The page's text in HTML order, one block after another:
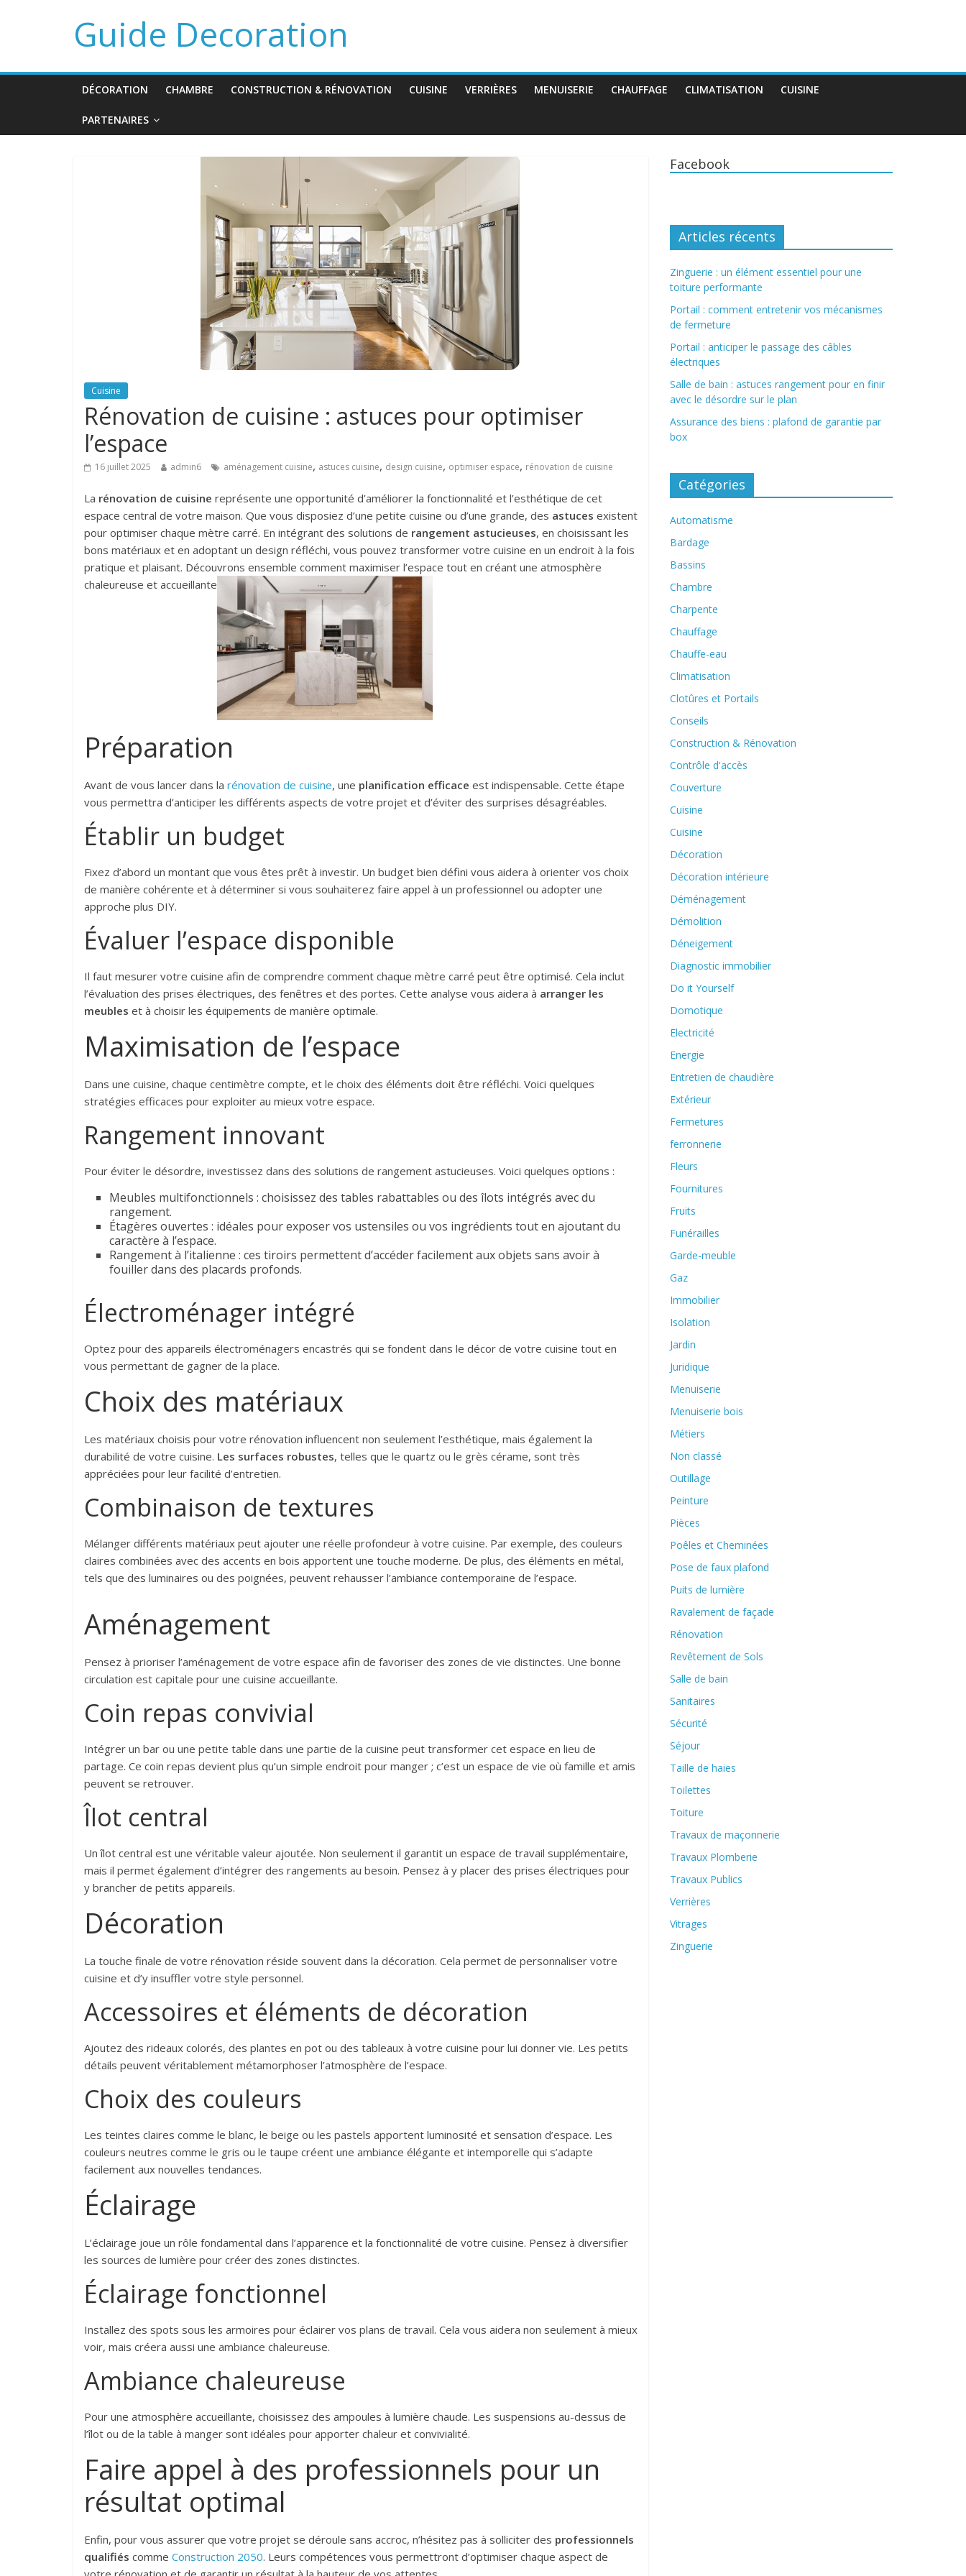
Guide Decoration
DÉCORATION CHAMBRE CONSTRUCTION & RÉNOVATION CUISINE VERRIÈRES MENUISERIE CHAUFFAGE CLIMATISATION CUISINE
PARTENAIRES
Cuisine
Rénovation de cuisine : astuces pour optimiser
l’espace
16 juillet 2025 admin6 aménagement cuisine, astuces cuisine, design cuisine, optimiser espace, rénovation de cuisine
La rénovation de cuisine représente une opportunité d’améliorer la fonctionnalité et l’esthétique de cet
espace central de votre maison. Que vous disposiez d’une petite cuisine ou d’une grande, des astuces existent
pour optimiser chaque mètre carré. En intégrant des solutions de rangement astucieuses, en choisissant les
bons matériaux et en adoptant un design réfléchi, vous pouvez transformer votre cuisine en un endroit à la fois
pratique et plaisant. Découvrons ensemble comment maximiser l’espace tout en créant une atmosphère
chaleureuse et accueillante
Préparation
Avant de vous lancer dans la rénovation de cuisine, une planification efficace est indispensable. Cette étape
vous permettra d’anticiper les différents aspects de votre projet et d’éviter des surprises désagréables.
Établir un budget
Fixez d’abord un montant que vous êtes prêt à investir. Un budget bien défini vous aidera à orienter vos choix
de manière cohérente et à déterminer si vous souhaiterez faire appel à un professionnel ou adopter une
approche plus DIY.
Évaluer l’espace disponible
Il faut mesurer votre cuisine afin de comprendre comment chaque mètre carré peut être optimisé. Cela inclut
l’évaluation des prises électriques, des fenêtres et des portes. Cette analyse vous aidera à arranger les
meubles et à choisir les équipements de manière optimale.
Maximisation de l’espace
Dans une cuisine, chaque centimètre compte, et le choix des éléments doit être réfléchi. Voici quelques
stratégies efficaces pour exploiter au mieux votre espace.
Rangement innovant
Pour éviter le désordre, investissez dans des solutions de rangement astucieuses. Voici quelques options :
Meubles multifonctionnels : choisissez des tables rabattables ou des îlots intégrés avec du
rangement.
Étagères ouvertes : idéales pour exposer vos ustensiles ou vos ingrédients tout en ajoutant du
caractère à l’espace.
Rangement à l’italienne : ces tiroirs permettent d’accéder facilement aux objets sans avoir à
fouiller dans des placards profonds.
Électroménager intégré
Optez pour des appareils électroménagers encastrés qui se fondent dans le décor de votre cuisine tout en
vous permettant de gagner de la place.
Choix des matériaux
Les matériaux choisis pour votre rénovation influencent non seulement l’esthétique, mais également la
durabilité de votre cuisine. Les surfaces robustes, telles que le quartz ou le grès cérame, sont très
appréciées pour leur facilité d’entretien.
Combinaison de textures
Mélanger différents matériaux peut ajouter une réelle profondeur à votre cuisine. Par exemple, des couleurs
claires combinées avec des accents en bois apportent une touche moderne. De plus, des éléments en métal,
tels que des luminaires ou des poignées, peuvent rehausser l’ambiance contemporaine de l’espace.
Aménagement
Pensez à prioriser l’aménagement de votre espace afin de favoriser des zones de vie distinctes. Une bonne
circulation est capitale pour une cuisine accueillante.
Coin repas convivial
Intégrer un bar ou une petite table dans une partie de la cuisine peut transformer cet espace en lieu de
partage. Ce coin repas devient plus qu’un simple endroit pour manger ; c’est un espace de vie où famille et amis
peuvent se retrouver.
Îlot central
Un îlot central est une véritable valeur ajoutée. Non seulement il garantit un espace de travail supplémentaire,
mais il permet également d’intégrer des rangements au besoin. Pensez à y placer des prises électriques pour
y brancher de petits appareils.
Décoration
La touche finale de votre rénovation réside souvent dans la décoration. Cela permet de personnaliser votre
cuisine et d’y insuffler votre style personnel.
Accessoires et éléments de décoration
Ajoutez des rideaux colorés, des plantes en pot ou des tableaux à votre cuisine pour lui donner vie. Les petits
détails peuvent véritablement métamorphoser l’atmosphère de l’espace.
Choix des couleurs
Les teintes claires comme le blanc, le beige ou les pastels apportent luminosité et sensation d’espace. Les
couleurs neutres comme le gris ou le taupe créent une ambiance élégante et intemporelle qui s’adapte
facilement aux nouvelles tendances.
Éclairage
L’éclairage joue un rôle fondamental dans l’apparence et la fonctionnalité de votre cuisine. Pensez à diversifier
les sources de lumière pour créer des zones distinctes.
Éclairage fonctionnel
Installez des spots sous les armoires pour éclairer vos plans de travail. Cela vous aidera non seulement à mieux
voir, mais créera aussi une ambiance chaleureuse.
Ambiance chaleureuse
Pour une atmosphère accueillante, choisissez des ampoules à lumière chaude. Les suspensions au-dessus de
l’îlot ou de la table à manger sont idéales pour apporter chaleur et convivialité.
Faire appel à des professionnels pour un
résultat optimal
Enfin, pour vous assurer que votre projet se déroule sans accroc, n’hésitez pas à solliciter des professionnels
qualifiés comme Construction 2050. Leurs compétences vous permettront d’optimiser chaque aspect de
Facebook
Articles récents
Zinguerie : un élément essentiel pour une
toiture performante
Portail : comment entretenir vos mécanismes
de fermeture
Portail : anticiper le passage des câbles
électriques
Salle de bain : astuces rangement pour en finir
avec le désordre sur le plan
Assurance des biens : plafond de garantie par
box
Catégories
Automatisme
Bardage
Bassins
Chambre
Charpente
Chauffage
Chauffe-eau
Climatisation
Clotûres et Portails
Conseils
Construction & Rénovation
Contrôle d'accès
Couverture
Cuisine
Cuisine
Décoration
Décoration intérieure
Déménagement
Démolition
Déneigement
Diagnostic immobilier
Do it Yourself
Domotique
Electricité
Energie
Entretien de chaudière
Extérieur
Fermetures
ferronnerie
Fleurs
Fournitures
Fruits
Funérailles
Garde-meuble
Gaz
Immobilier
Isolation
Jardin
Juridique
Menuiserie
Menuiserie bois
Métiers
Non classé
Outillage
Peinture
Pièces
Poêles et Cheminées
Pose de faux plafond
Puits de lumière
Ravalement de façade
Rénovation
Revêtement de Sols
Salle de bain
Sanitaires
Sécurité
Séjour
Taille de haies
Toilettes
Toiture
Travaux de maçonnerie
Travaux Plomberie
Travaux Publics
Verrières
Vitrages
Zinguerie